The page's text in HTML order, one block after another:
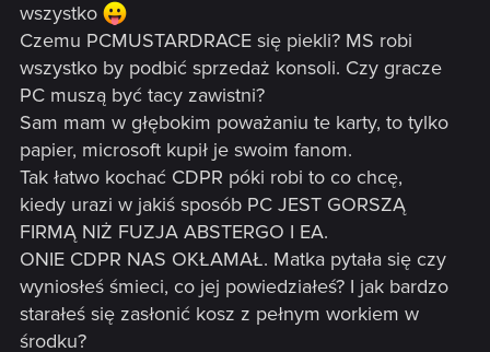
wszystko
Czemu PCMUSTARDRACE się piekli? MS robi
wszystko by podbić sprzedaż konsoli. Czy gracze
PC muszą być tacy zawistni?
Sam mam w głębokim poważaniu te karty, to tylko
papier, microsoft kupił je swoim fanom.
Tak łatwo kochać CDPR póki robi to co chcę,
kiedy urazi w jakiś sposób PC JEST GORSZĄ
FIRMĄ NIŻ FUZJA ABSTERGO I EA.
ONIE CDPR NAS OKŁAMAŁ. Matka pytała się czy
wyniosłeś śmieci, co jej powiedziałeś? I jak bardzo
starałeś się zasłonić kosz z pełnym workiem w
środku?